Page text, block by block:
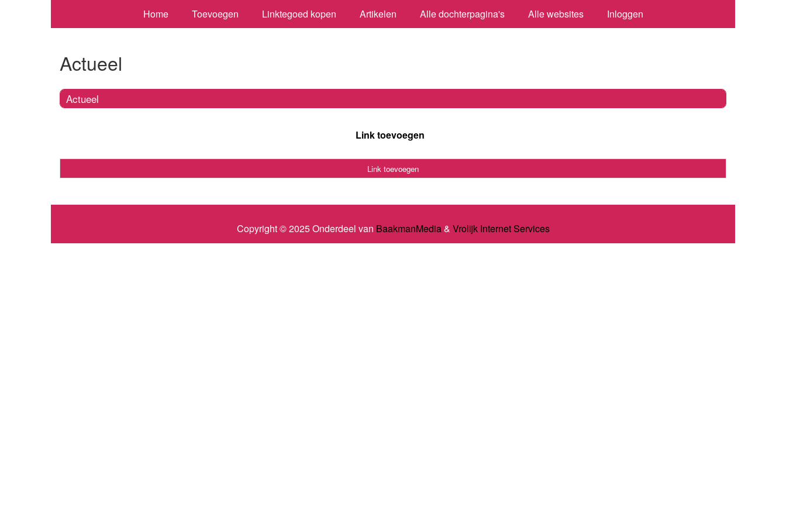
Home Toevoegen Linktegoed kopen Artikelen Alle dochterpagina's Alle websites Inloggen
Actueel
Actueel
Link toevoegen
Link toevoegen
Copyright © 2025 Onderdeel van BaakmanMedia& Vrolijk Internet Services